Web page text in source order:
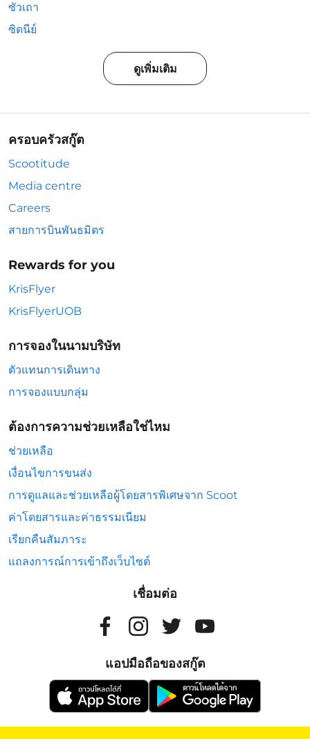
ซัวเถา
ซิดนีย์
ดูเพิ่มเติม
ครอบครัวสกู๊ต
Scootitude
Media centre
Careers
สายการบินพันธมิตร
Rewards for you
KrisFlyer
KrisFlyerUOB
การจองในนามบริษัท
ตัวแทนการเดินทาง
การจองแบบกลุ่ม
ต้องการความช่วยเหลือใช่ไหม
ช่วยเหลือ
เงื่อนไขการขนส่ง
การดูแลและช่วยเหลือผู้โดยสารพิเศษจาก Scoot
ค่าโดยสารและค่าธรรมเนียม
เรียกคืนสัมภาระ
แถลงการณ์การเข้าถึงเว็บไซต์
เชื่อมต่อ
แอปมือถือของสกู๊ต